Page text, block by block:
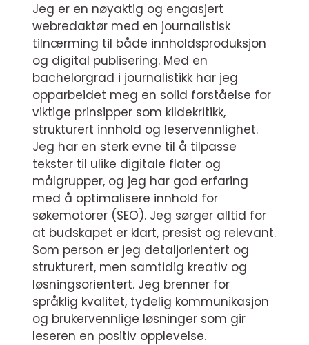
Jeg er en nøyaktig og engasjert
webredaktør med en journalistisk
tilnærming til både innholdsproduksjon
og digital publisering. Med en
bachelorgrad i journalistikk har jeg
opparbeidet meg en solid forståelse for
viktige prinsipper som kildekritikk,
strukturert innhold og leservennlighet.
Jeg har en sterk evne til å tilpasse
tekster til ulike digitale flater og
målgrupper, og jeg har god erfaring
med å optimalisere innhold for
søkemotorer (SEO). Jeg sørger alltid for
at budskapet er klart, presist og relevant.
Som person er jeg detaljorientert og
strukturert, men samtidig kreativ og
løsningsorientert. Jeg brenner for
språklig kvalitet, tydelig kommunikasjon
og brukervennlige løsninger som gir
leseren en positiv opplevelse.